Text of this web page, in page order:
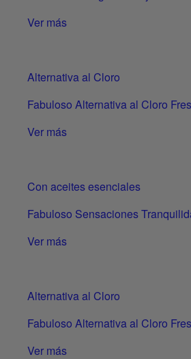
Ver más
Alternativa al Cloro
Fabuloso Alternativa al Cloro
Ver más
Con aceites esenciales
Fabuloso Sensaciones
Ver más
Alternativa al Cloro
Fabuloso Alternativa al Cloro
Ver más